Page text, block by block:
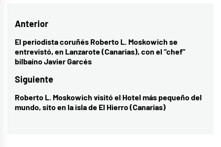
Navegación
de
entradas
Anterior
Entrada
anterior:
El periodista coruñés Roberto L. Moskowich se
entrevistó, en Lanzarote (Canarias), con el “chef”
bilbaíno Javier Garcés
Siguiente
Entrada
siguiente:
Roberto L. Moskowich visitó el Hotel más pequeño del
mundo, sito en la isla de El Hierro (Canarias)